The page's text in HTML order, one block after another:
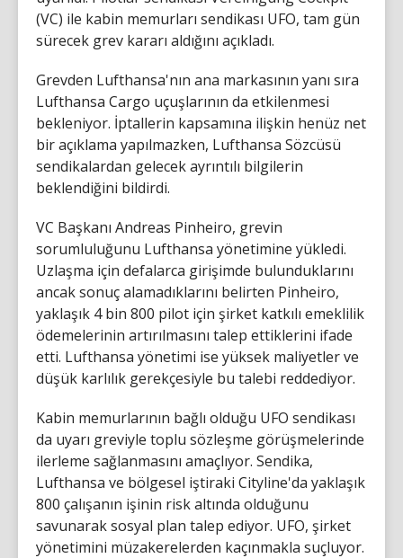
(VC) ile kabin memurları sendikası UFO, tam gün
sürecek grev kararı aldığını açıkladı.
Grevden Lufthansa'nın ana markasının yanı sıra
Lufthansa Cargo uçuşlarının da etkilenmesi
bekleniyor. İptallerin kapsamına ilişkin henüz net
bir açıklama yapılmazken, Lufthansa Sözcüsü
sendikalardan gelecek ayrıntılı bilgilerin
beklendiğini bildirdi.
VC Başkanı Andreas Pinheiro, grevin
sorumluluğunu Lufthansa yönetimine yükledi.
Uzlaşma için defalarca girişimde bulunduklarını
ancak sonuç alamadıklarını belirten Pinheiro,
yaklaşık 4 bin 800 pilot için şirket katkılı emeklilik
ödemelerinin artırılmasını talep ettiklerini ifade
etti. Lufthansa yönetimi ise yüksek maliyetler ve
düşük karlılık gerekçesiyle bu talebi reddediyor.
Kabin memurlarının bağlı olduğu UFO sendikası
da uyarı greviyle toplu sözleşme görüşmelerinde
ilerleme sağlanmasını amaçlıyor. Sendika,
Lufthansa ve bölgesel iştiraki Cityline'da yaklaşık
800 çalışanın işinin risk altında olduğunu
savunarak sosyal plan talep ediyor. UFO, şirket
yönetimini müzakerelerden kaçınmakla suçluyor.